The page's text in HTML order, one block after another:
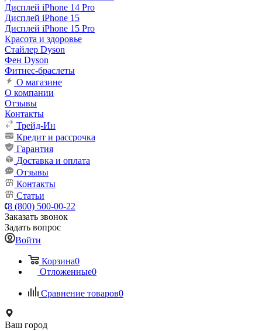
Дисплей iPhone 14 Pro
Дисплей iPhone 15
Дисплей iPhone 15 Pro
Красота и здоровье
Стайлер Dyson
Фен Dyson
Фитнес-браслеты
О магазине
О компании
Отзывы
Контакты
Трейд-Ин
Кредит и рассрочка
Гарантия
Доставка и оплата
Отзывы
Контакты
Статьи
8 (800) 500-00-22
Заказать звонок
Задать вопрос
Войти
Корзина0
Отложенные0
Сравнение товаров0
Ваш город